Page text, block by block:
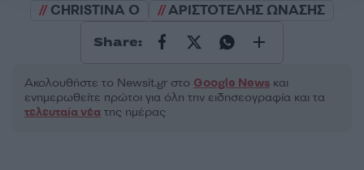
CHRISTINA O
ΑΡΙΣΤΟΤΕΛΗΣ ΩΝΑΣΗΣ
Share:
Ακολουθήστε το Νewsit.gr στο Google News και
ενημερωθείτε πρώτοι για όλη την ειδησεογραφία και τα
τελευταία νέα της ημέρας